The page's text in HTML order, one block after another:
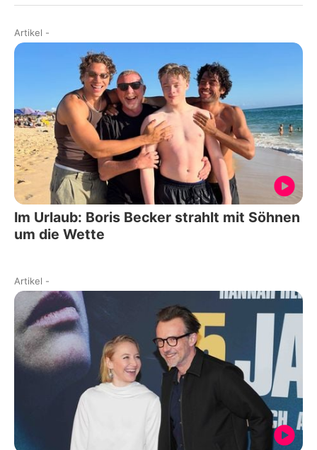
Artikel -
Im Urlaub: Boris Becker strahlt mit Söhnen
um die Wette
Artikel -